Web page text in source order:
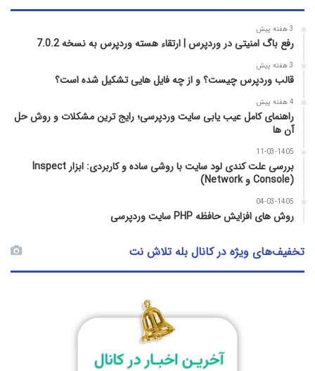
3 هفته پیش
رفع باگ امنیتی در وردپرس | ارتقاء هسته وردپرس به نسخه 7.0.2
3 هفته پیش
قالب وردپرس چیست؟ و از چه فایل­ هایی تشکیل شده است؟
4 هفته پیش
راهنمای کامل عیب‌ یابی سایت وردپرسی؛ رایج‌ ترین مشکلات و روش حل
آن‌ ها
11-03-1405
بررسی علت کندی لود سایت با روشی ساده و کاربردی: ابزار Inspect
(Console و Network)
04-03-1405
روش‌ های افزایش حافظه PHP سایت وردپرسی
تخفیف‌های ویژه در کانال بله تلاش نت